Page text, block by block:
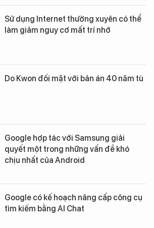
Sử dụng Internet thường xuyên có thể
làm giảm nguy cơ mất trí nhớ
Do Kwon đối mặt với bản án 40 năm tù
Google hợp tác với Samsung giải
quyết một trong những vấn đề khó
chịu nhất của Android
Google có kế hoạch nâng cấp công cụ
tìm kiếm bằng AI Chat